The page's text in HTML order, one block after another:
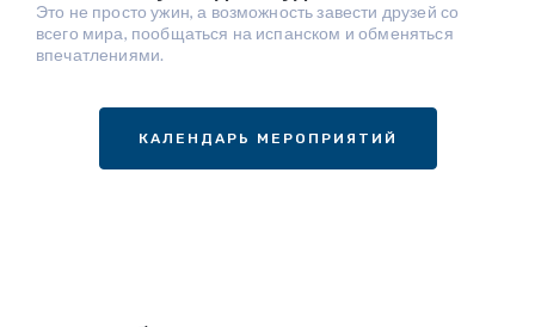
Это не просто ужин, а возможность завести друзей со
всего мира, пообщаться на испанском и обменяться
впечатлениями.
КАЛЕНДАРЬ МЕРОПРИЯТИЙ